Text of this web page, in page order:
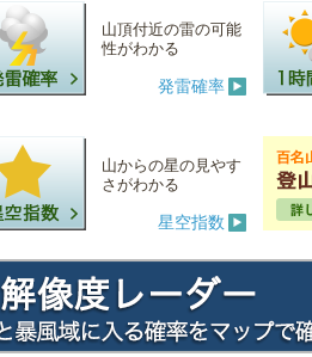
山頂付近の雷の可能
性がわかる
発雷確率
山からの星の見やす
さがわかる
星空指数